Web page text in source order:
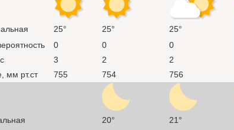
25° 25° 25°
0 0 0
3 2 2
мм рт.ст
755 754 756
20° 21°